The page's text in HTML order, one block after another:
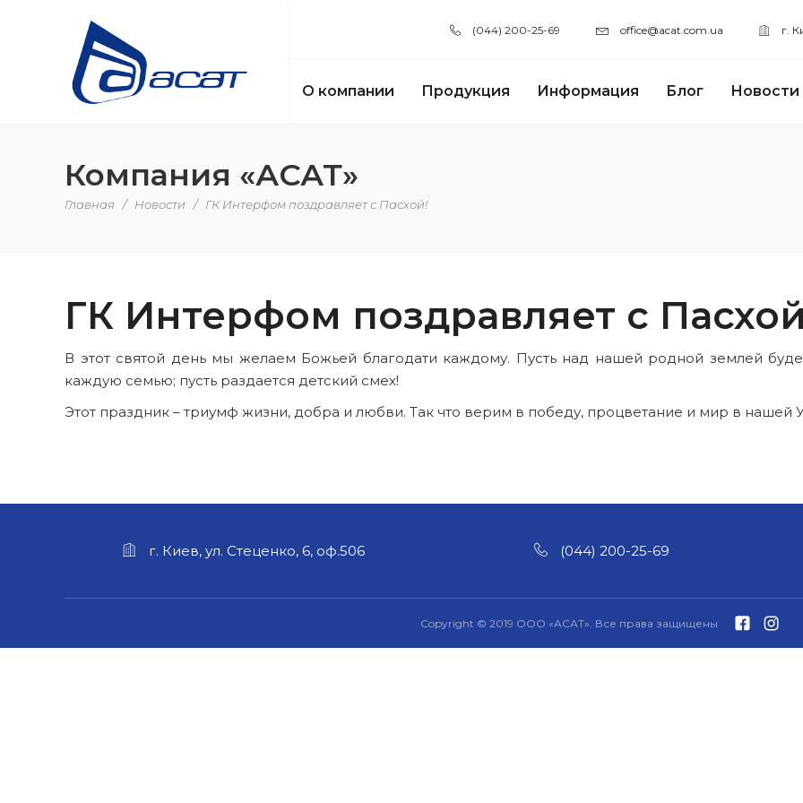
(044) 200-25-69 office@acat.com.ua г.
О компании Продукция Информация Блог Новости
Компания «АСАТ»
Главная / Новости / ГК Интерфом поздравляет с Пасхой!
ГК Интерфом поздравляет с
В этот святой день мы желаем Божьей благодати каждому. Пусть над нашей родной землей
каждую семью; пусть раздается детский смех!
Этот праздник – триумф жизни, добра и любви. Так что верим в победу, процветание и мир в нашей
г. Киев, ул. Стеценко, 6, оф.506 (044) 200-25-69
Copyright © 2019 ООО «АСАТ». Все права защищены